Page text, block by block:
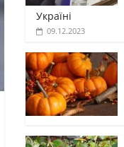
Україні
09.12.2023